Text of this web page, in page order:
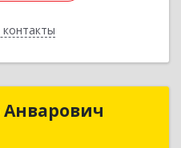
Анварович